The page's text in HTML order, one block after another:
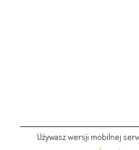
Używasz wersji mobilnej